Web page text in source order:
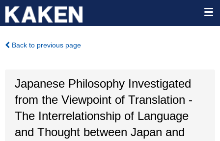
Back to previous page
Japanese Philosophy Investigated
from the Viewpoint of Translation -
The Interrelationship of Language
and Thought between Japan and